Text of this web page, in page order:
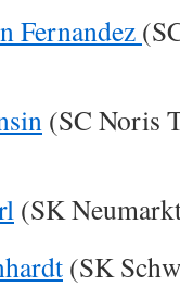
Fernandez
(SC Noris
(SK
(SK